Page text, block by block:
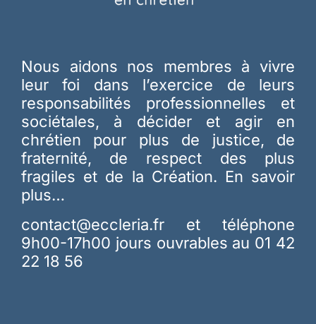
Nous aidons nos membres à vivre
leur foi dans l’exercice de leurs
responsabilités professionnelles et
sociétales, à décider et agir en
chrétien pour plus de justice, de
fraternité, de respect des plus
fragiles et de la Création. En savoir
plus…
contact@eccleria.fr et téléphone
9h00-17h00 jours ouvrables au 01 42
22 18 56